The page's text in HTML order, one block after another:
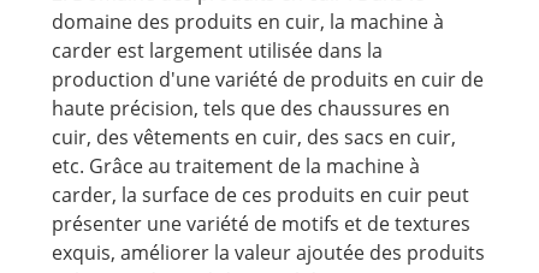
domaine des produits en cuir, la machine à
carder est largement utilisée dans la
production d'une variété de produits en cuir de
haute précision, tels que des chaussures en
cuir, des vêtements en cuir, des sacs en cuir,
etc. Grâce au traitement de la machine à
carder, la surface de ces produits en cuir peut
présenter une variété de motifs et de textures
exquis, améliorer la valeur ajoutée des produits